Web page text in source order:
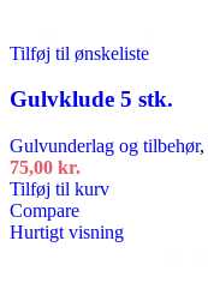
Tilføj til ønskeliste
Gulvklude 5 stk.
Gulvunderlag og tilbehør,
75,00 kr.
Tilføj til kurv
Compare
Hurtigt visning